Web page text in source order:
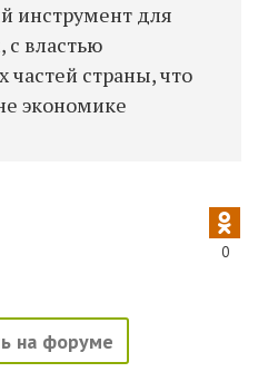
инструмент для
с властью
частей страны, что
экономике
0
на форуме